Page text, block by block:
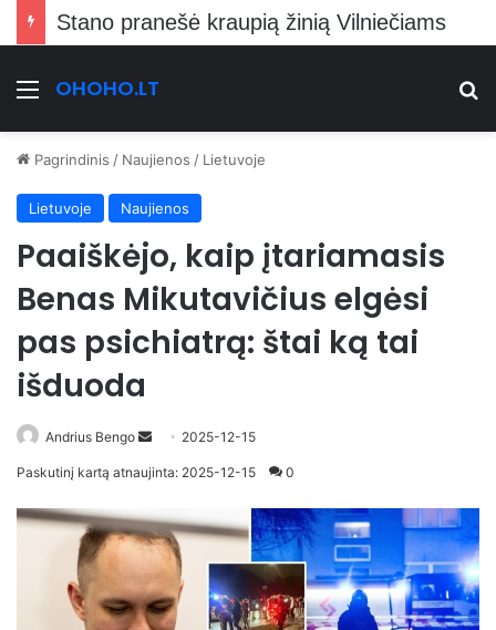
Stano pranešė kraupią žinią Vilniečiams
Meniu
OHOHO.LT
Pagrindinis / Naujienos / Lietuvoje
Lietuvoje Naujienos
Paaiškėjo, kaip įtariamasis
Benas Mikutavičius elgėsi
pas psichiatrą: štai ką tai
išduoda
Andrius Bengo
Send 2025-12-15
Paskutinį kartą atnaujinta: 2025-12-15 0